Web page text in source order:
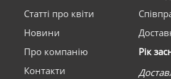
Статті про квіти
Новини
Про компанію
Контакти
Рік